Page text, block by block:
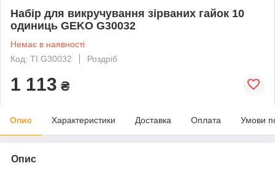
Набір для викручування зірваних гайок 10
одиниць GEKO G30032
Немає в наявності
Код: TI G30032
Роздріб
1 113 ₴
Опис Характеристики Доставка Оплата Умови
Опис